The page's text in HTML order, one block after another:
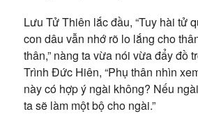
Lưu Tử Thiên lắc đầu, “Tuy hài tử
con dâu vẫn nhớ rõ lo lắng cho
thân,” nàng ta vừa nói vừa đẩy đồ
Trình Đức Hiên, “Phụ thân nhìn
này có hợp ý ngài không? Nếu
ta sẽ làm một bộ cho ngài.”